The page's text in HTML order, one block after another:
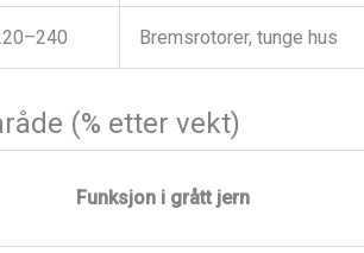
Bremsrotorer, tunge hus
(% etter vekt)
Funksjon i grått jern